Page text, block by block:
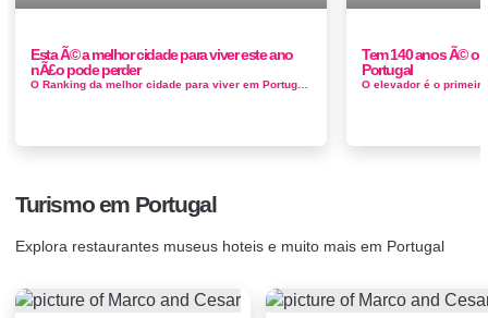
Esta Ã© a melhor cidade para viver este ano
nÃ£o pode perder
Tem 140 anos Ã© o
Portugal
Turismo em Portugal
Explora restaurantes museus hoteis e muito mais em Portugal